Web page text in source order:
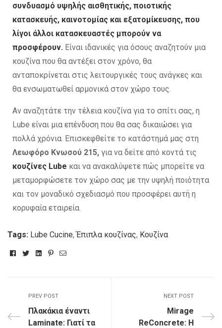
συνδυασμό υψηλής αισθητικής, ποιοτικής
κατασκευής, καινοτομίας και εξατομίκευσης, που
λίγοι άλλοι κατασκευαστές μπορούν να
προσφέρουν. Είναι ιδανικές για όσους αναζητούν μια
κουζίνα που θα αντέξει στον χρόνο, θα
ανταποκρίνεται στις λειτουργικές τους ανάγκες και
θα ενσωματωθεί αρμονικά στον χώρο τους.
Αν αναζητάτε την τέλεια κουζίνα για το σπίτι σας, η
Lube είναι μια επένδυση που θα σας δικαιώσει για
πολλά χρόνια. Επισκεφθείτε το κατάστημά μας στη
Λεωφόρο Κνωσού 215, για να δείτε από κοντά τις
κουζίνες Lube και να ανακαλύψετε πώς μπορείτε να
μεταμορφώσετε τον χώρο σας με την υψηλή ποιότητα
και τον μοναδικό σχεδιασμό που προσφέρει αυτή η
κορυφαία εταιρεία.
Tags: Lube Cucine,Έπιπλα κουζίνας, Κουζίνα
FacebookTwitterLinkedinPinterest
Email
PREV POST
Πλακάκια έναντι
Laminate: Γιατί τα
NEXT POST
Mirage
ReConcrete: Η